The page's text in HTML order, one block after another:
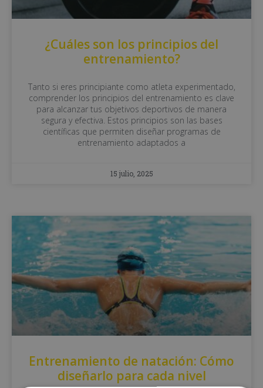
¿Cuáles son los principios del
entrenamiento?
Tanto si eres principiante como atleta experimentado,
comprender los principios del entrenamiento es clave
para alcanzar tus objetivos deportivos de manera
segura y efectiva. Estos principios son las bases
científicas que permiten diseñar programas de
entrenamiento adaptados a
15 julio, 2025
Entrenamiento de natación: Cómo
diseñarlo para cada nivel